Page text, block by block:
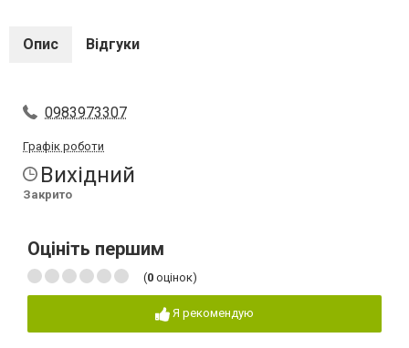
Опис Відгуки
0983973307
Графік роботи
Вихідний
Закрито
Оцініть першим
(0 оцінок)
Я рекомендую